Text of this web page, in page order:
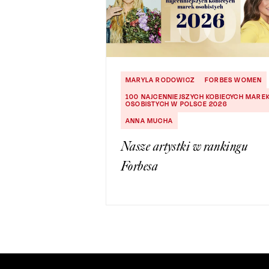
MARYLA RODOWICZ
FORBES WOMEN
100 NAJCENNIEJSZYCH KOBIECYCH
OSOBISTYCH W POLSCE 2026
ANNA MUCHA
Nasze artystki w rankingu
Forbesa